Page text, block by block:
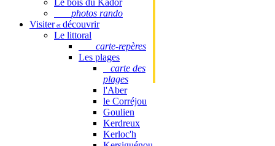
Le bois du Kador
photos rando
Visiteret découvrir
Le littoral
carte-repères
Les plages
carte des
plages
l'Aber
le Corréjou
Goulien
Kerdreux
Kerloc'h